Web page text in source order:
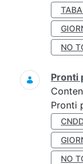
NO
Pronti
Pronti
NO